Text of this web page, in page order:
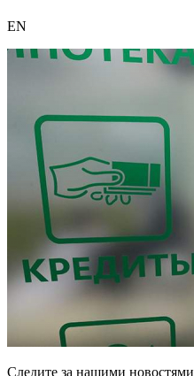
EN
Следите за нашими